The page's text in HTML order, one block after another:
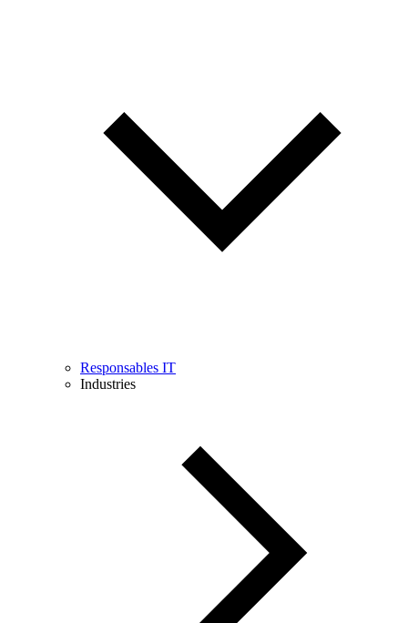
Responsables IT
Industries